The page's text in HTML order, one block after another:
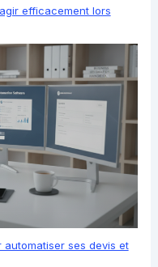
efficacement lors
ses devis et